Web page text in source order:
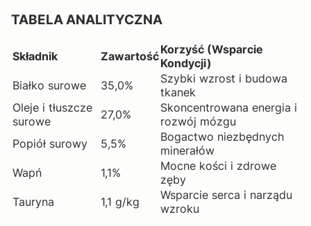
TABELA ANALITYCZNA
Składnik ZawartośćKorzyść (Wsparcie
Kondycji)
Białko surowe
35,0%
Szybki wzrost i budowa
tkanek
Oleje i tłuszcze
surowe
27,0%
Skoncentrowana energia i
rozwój mózgu
Popiół surowy
5,5%
Bogactwo niezbędnych
minerałów
Wapń
1,1%
Mocne kości i zdrowe
zęby
Tauryna
1,1 g/kg
Wsparcie serca i narządu
wzroku